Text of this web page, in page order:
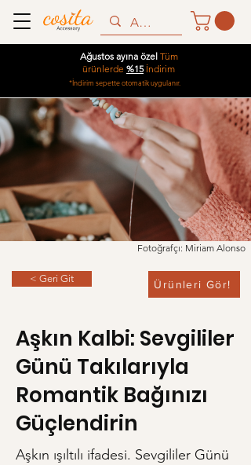
Ağustos ayına özel Tüm
ürünlerde %15İndirim
*İndirim sepette otomatik uygulanır.
Fotoğrafçı: Miriam Alonso
< Geri Git Ürünleri Gör!
Aşkın Kalbi: Sevgililer
Günü Takılarıyla
Romantik Bağınızı
Güçlendirin
Aşkın ışıltılı ifadesi. Sevgililer Günü